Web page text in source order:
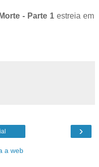
- Parte 1estreia em
›
a web